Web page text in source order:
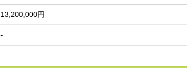
13,200,000円
-